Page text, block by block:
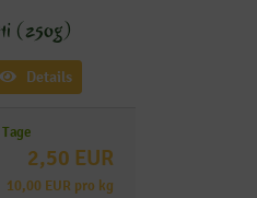
(250g)
Details
2,50 EUR
10,00 EUR pro kg